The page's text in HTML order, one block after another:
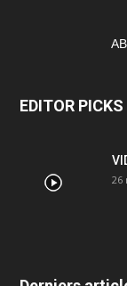
EDITOR PICKS
26